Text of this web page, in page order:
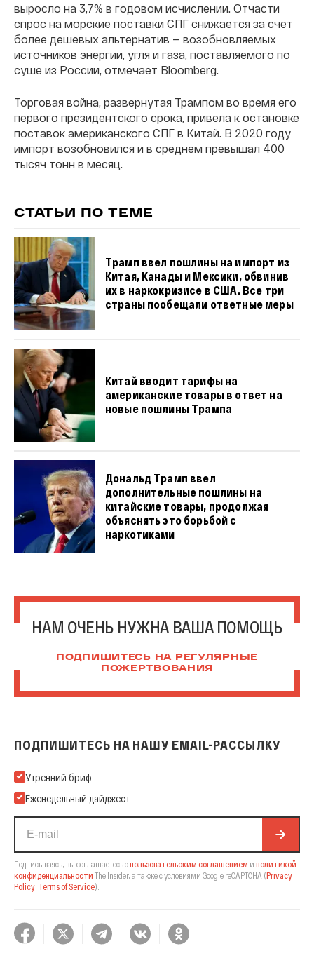
выросло на 3,7% в годовом исчислении. Отчасти
спрос на морские поставки СПГ снижается за счет
более дешевых альтернатив — возобновляемых
источников энергии, угля и газа, поставляемого по
суше из России, отмечает Bloomberg.
Торговая война, развернутая Трампом во время его
первого президентского срока, привела к остановке
поставок американского СПГ в Китай. В 2020 году
импорт возобновился и в среднем превышал 400
тысяч тонн в месяц.
СТАТЬИ ПО ТЕМЕ
Трамп ввел пошлины на импорт из
Китая, Канады и Мексики, обвинив
их в наркокризисе в США. Все три
страны пообещали ответные меры
Китай вводит тарифы на
американские товары в ответ на
новые пошлины Трампа
Дональд Трамп ввел
дополнительные пошлины на
китайские товары, продолжая
объяснять это борьбой с
наркотиками
НАМ ОЧЕНЬ НУЖНА ВАША ПОМОЩЬ
ПОДПИШИТЕСЬ НА РЕГУЛЯРНЫЕ
ПОЖЕРТВОВАНИЯ
ПОДПИШИТЕСЬ НА НАШУ EMAIL-РАССЫЛКУ
Подпишитесь на нашу Email-рассылку
Утренний бриф
Еженедельный дайджест
Подписываясь, вы соглашаетесь спользовательским соглашением и политикой
конфиденциальности The Insider, а также с условиями Google reCAPTCHA (Privacy
Policy Terms of Service).